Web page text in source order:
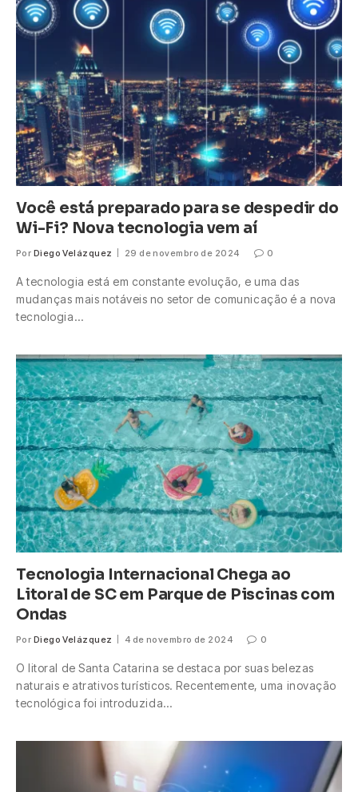
Você está preparado para se despedir do
Wi-Fi? Nova tecnologia vem aí
Por Diego Velázquez 29 de novembro de 2024 0
A tecnologia está em constante evolução, e uma das
mudanças mais notáveis no setor de comunicação é a nova
tecnologia…
Tecnologia Internacional Chega ao
Litoral de SC em Parque de Piscinas com
Ondas
Por Diego Velázquez 4 de novembro de 2024 0
O litoral de Santa Catarina se destaca por suas belezas
naturais e atrativos turísticos. Recentemente, uma inovação
tecnológica foi introduzida…